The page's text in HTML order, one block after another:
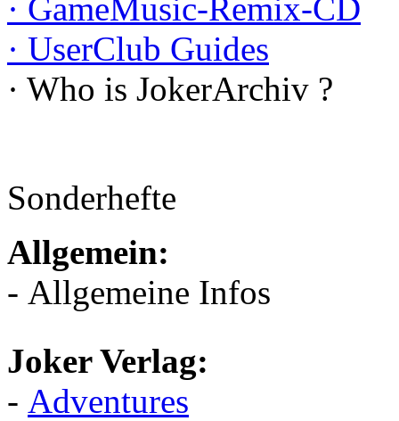
· GameMusic-Remix-CD
· UserClub Guides
· Who is JokerArchiv ?
Sonderhefte
Allgemein:
- Allgemeine Infos
Joker Verlag:
- Adventures